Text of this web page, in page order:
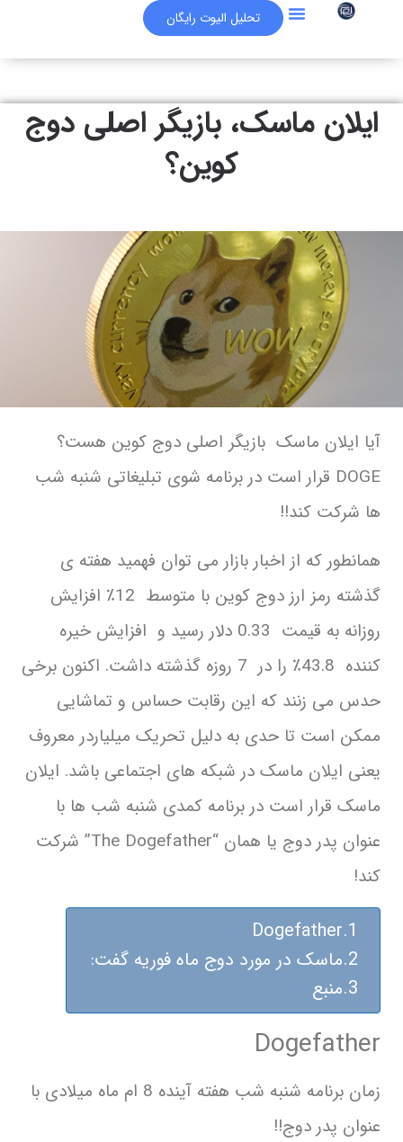
تحلیل الیوت رایگان
ایلان ماسک، بازیگر اصلی دوج
کوین؟
آیا ایلان ماسک بازیگر اصلی دوج کوین هست؟
DOGE قرار است در برنامه شوی تبلیغاتی شنبه شب
ها شرکت کند!!
همانطور که از اخبار بازار می توان فهمید هفته ی
گذشته رمز ارز دوج کوین با متوسط 12٪ افزایش
روزانه به قیمت 0.33 دلار رسید و افزایش خیره
کننده 43.8٪ را در 7 روزه گذشته داشت. اکنون برخی
حدس می زنند که این رقابت حساس و تماشایی
ممکن است تا حدی به دلیل تحریک میلیاردر معروف
یعنی ایلان ماسک در شبکه های اجتماعی باشد. ایلان
ماسک قرار است در برنامه کمدی شنبه شب ها با
عنوان پدر دوج یا همان “The Dogefather” شرکت
کند!
Dogefather
ماسک در مورد دوج ماه فوریه گفت:
منبع
Dogefather
زمان برنامه شنبه شب هفته آینده 8 ام ماه میلادی با
عنوان پدر دوج!!